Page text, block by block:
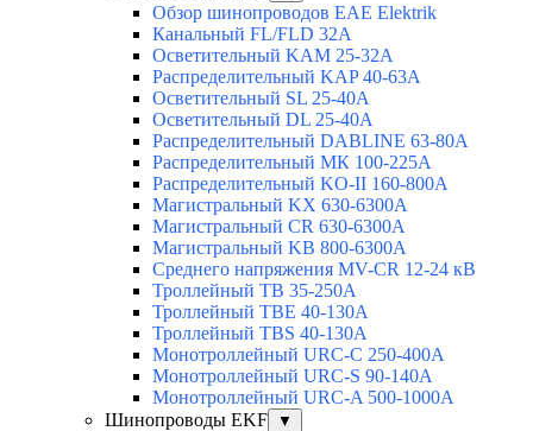
Обзор шинопроводов EAE Elektrik
Канальный FL/FLD 32A
Осветительный KAM 25-32А
Распределительный KAP 40-63A
Осветительный SL 25-40А
Осветительный DL 25-40А
Распределительный DABLINE 63-80A
Распределительный МК 100-225А
Распределительный KO-II 160-800А
Магистральный KX 630-6300А
Магистральный CR 630-6300А
Магистральный KB 800-6300А
Среднего напряжения MV-CR 12-24 кВ
Троллейный TB 35-250A
Троллейный TBE 40-130A
Троллейный TBS 40-130A
Монотроллейный URC-C 250-400A
Монотроллейный URC-S 90-140A
Монотроллейный URC-A 500-1000A
Шинопроводы EKF
▼